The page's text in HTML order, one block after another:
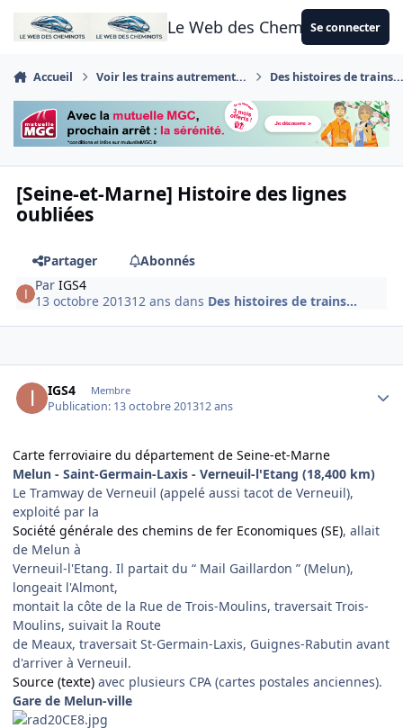
Aller au contenu
Le Web des CheminotsSe connecter
Accueil Voir les trains autrement... Des histoires de
[Seine-et-Marne] Histoire des lignes
oubliées
Partager
Abonnés
ParIGS4
13 octobre 201312 ans dans Des histoires de trains...
IGS4 Membre
Publication: 13 octobre 201312 ans
Carte ferroviaire du département de Seine-et-Marne
Melun - Saint-Germain-Laxis - Verneuil-l'Etang (18,400 km)
Le Tramway de Verneuil (appelé aussi tacot de Verneuil),
exploité par la
Société générale des chemins de fer Economiques (SE), allait
de Melun à
Verneuil-l'Etang. Il partait du “ Mail Gaillardon ” (Melun),
longeait l'Almont,
montait la côte de la Rue de Trois-Moulins, traversait Trois-
Moulins, suivait la Route
de Meaux, traversait St-Germain-Laxis, Guignes-Rabutin avant
d'arriver à Verneuil.
Source (texte) avec plusieurs CPA (cartes postales anciennes).
Gare de Melun-ville